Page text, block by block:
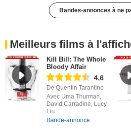
Bandes-annonces à ne
Meilleurs films à
Kill Bill: The Whole
Bloody Affair
4,6
De Quentin Tarantino
Avec Uma Thurman,
David Carradine, Lucy
Liu
Bande-annonce